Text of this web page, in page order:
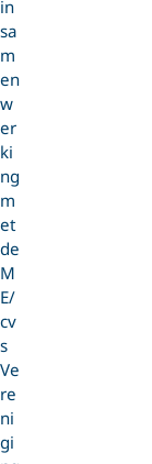
in
sa
m
en
w
er
ki
ng
m
et
de
M
E/
cv
s
Ve
re
ni
gi